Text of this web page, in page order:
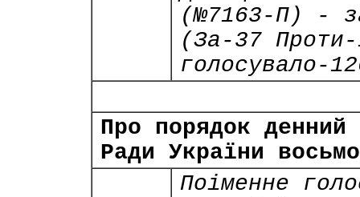
(№7163-П) -
(За-37
голосувало-
Про порядок денний
Ради України
Поіменне